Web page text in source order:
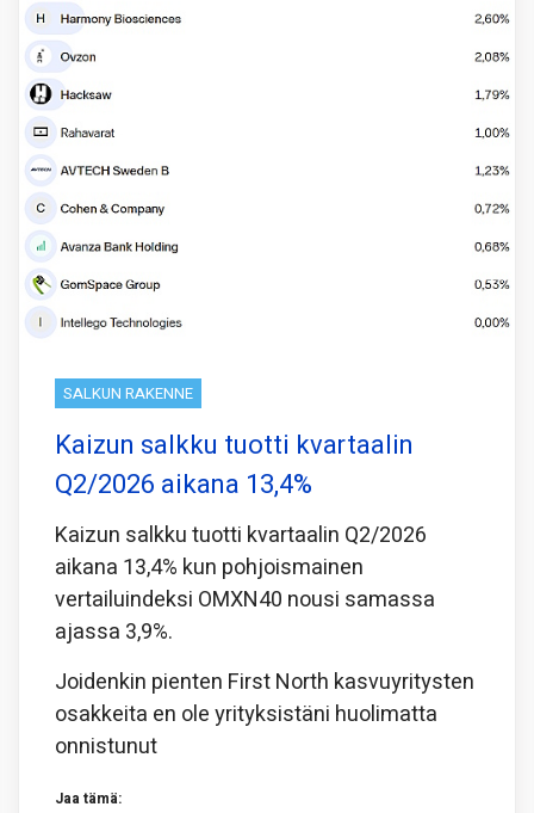
SALKUN RAKENNE
Kaizun salkku tuotti kvartaalin
Q2/2026 aikana 13,4%
Kaizun salkku tuotti kvartaalin Q2/2026
aikana 13,4% kun pohjoismainen
vertailuindeksi OMXN40 nousi samassa
ajassa 3,9%.
Joidenkin pienten First North kasvuyritysten
osakkeita en ole yrityksistäni huolimatta
onnistunut
Jaa tämä: